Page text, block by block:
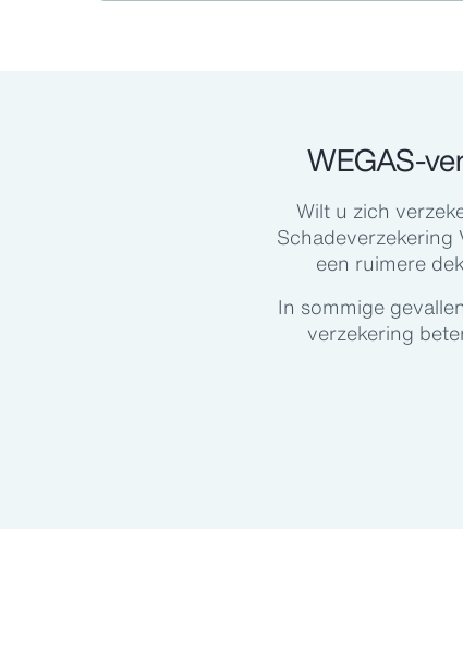
WEGAS-
Wilt u zich
Schadeverzekering
een ruimere
In sommige
verzekering